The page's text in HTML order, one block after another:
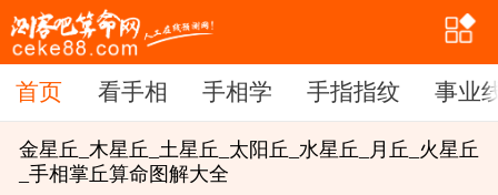
首页 看手相 手相学 手指指纹 事业
首页
金星丘_木星丘_土星丘_太阳丘_水星丘_月丘_火星丘
_手相掌丘算命图解大全